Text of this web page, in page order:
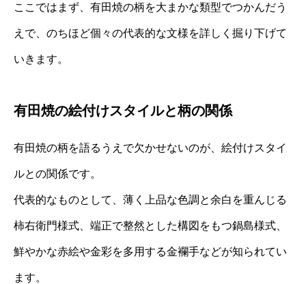
ここではまず、有田焼の柄を大まかな類型でつかんだう
えで、のちほど個々の代表的な文様を詳しく掘り下げて
いきます。
有田焼の絵付けスタイルと柄の関係
有田焼の柄を語るうえで欠かせないのが、絵付けスタイ
ルとの関係です。
代表的なものとして、薄く上品な色調と余白を重んじる
柿右衛門様式、端正で整然とした構図をもつ鍋島様式、
鮮やかな赤絵や金彩を多用する金襴手などが知られてい
ます。